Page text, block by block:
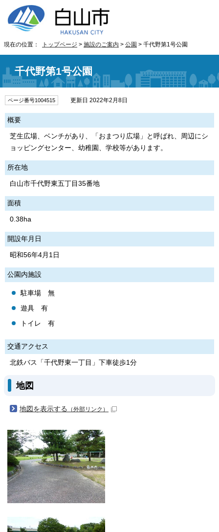
現在の位置： トップページ > 施設のご案内 > 公園 > 千代野第1号公園
千代野第1号公園
ページ番号1004515 更新日 2022年2月8日
概要
芝生広場、ベンチがあり、「おまつり広場」と呼ばれ、周辺にシ
ョッピングセンター、幼稚園、学校等があります。
所在地
白山市千代野東五丁目35番地
面積
0.38ha
開設年月日
昭和56年4月1日
公園内施設
駐車場 無
遊具 有
トイレ 有
交通アクセス
北鉄バス「千代野東一丁目」下車徒歩1分
地図
地図を表示する （外部リンク）